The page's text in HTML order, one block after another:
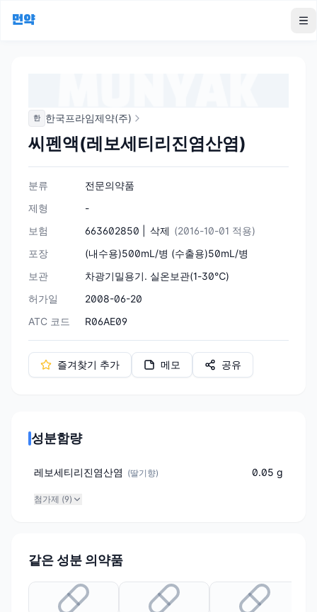
먼약
한 한국프라임제약(주)
씨펜액(레보세티리진염산염)
분류
전문의약품
제형
-
보험
663602850 | 삭제 (2016-10-01 적용)
포장
(내수용)500mL/병 (수출용)50mL/병
보관
차광기밀용기. 실온보관(1-30℃)
허가일
2008-06-20
ATC 코드
R06AE09
즐겨찾기 추가 메모 공유
성분함량
레보세티리진염산염 (딸기향) 0.05 g
첨가제 (9)
같은 성분 의약품